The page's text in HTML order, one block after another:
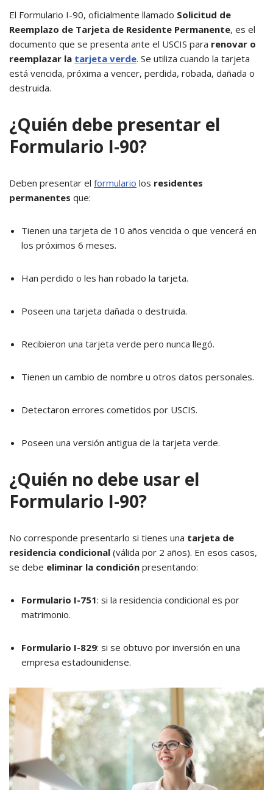
El Formulario I-90, oficialmente llamado Solicitud de
Reemplazo de Tarjeta de Residente Permanente, es el
documento que se presenta ante el USCIS para renovar o
reemplazar la tarjeta verde. Se utiliza cuando la tarjeta
está vencida, próxima a vencer, perdida, robada, dañada o
destruida.
¿Quién debe presentar el
Formulario I-90?
Deben presentar el formulario los residentes
permanentes que:
Tienen una tarjeta de 10 años vencida o que vencerá en
los próximos 6 meses.
Han perdido o les han robado la tarjeta.
Poseen una tarjeta dañada o destruida.
Recibieron una tarjeta verde pero nunca llegó.
Tienen un cambio de nombre u otros datos personales.
Detectaron errores cometidos por USCIS.
Poseen una versión antigua de la tarjeta verde.
¿Quién no debe usar el
Formulario I-90?
No corresponde presentarlo si tienes una tarjeta de
residencia condicional (válida por 2 años). En esos casos,
se debe eliminar la condición presentando:
Formulario I-751: si la residencia condicional es por
matrimonio.
Formulario I-829: si se obtuvo por inversión en una
empresa estadounidense.